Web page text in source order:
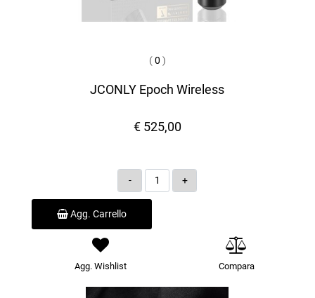
(0 )
JCONLY Epoch Wireless
€ 525,00
Quantità
Agg. Carrello
Agg. Wishlist Compara